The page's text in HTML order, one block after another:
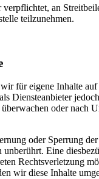
an
teilzunehmen.
für eigene Inhalte
Diensteanbieter
oder nach
oder Sperrung
unberührt. Eine
Rechtsverletzung
wir diese Inhalte